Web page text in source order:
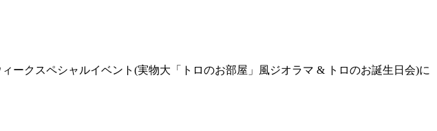
ークスペシャルイベント(実物大「トロのお部屋」風ジオラマ & トロのお誕生日会)に